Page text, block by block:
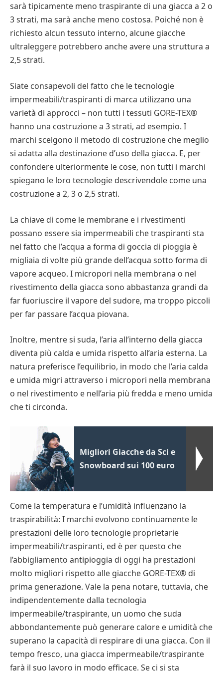
sarà tipicamente meno traspirante di una giacca a 2 o
3 strati, ma sarà anche meno costosa. Poiché non è
richiesto alcun tessuto interno, alcune giacche
ultraleggere potrebbero anche avere una struttura a
2,5 strati.
Siate consapevoli del fatto che le tecnologie
impermeabili/traspiranti di marca utilizzano una
varietà di approcci – non tutti i tessuti GORE-TEX®
hanno una costruzione a 3 strati, ad esempio. I
marchi scelgono il metodo di costruzione che meglio
si adatta alla destinazione d’uso della giacca. E, per
confondere ulteriormente le cose, non tutti i marchi
spiegano le loro tecnologie descrivendole come una
costruzione a 2, 3 o 2,5 strati.
La chiave di come le membrane e i rivestimenti
possano essere sia impermeabili che traspiranti sta
nel fatto che l’acqua a forma di goccia di pioggia è
migliaia di volte più grande dell’acqua sotto forma di
vapore acqueo. I micropori nella membrana o nel
rivestimento della giacca sono abbastanza grandi da
far fuoriuscire il vapore del sudore, ma troppo piccoli
per far passare l’acqua piovana.
Inoltre, mentre si suda, l’aria all’interno della giacca
diventa più calda e umida rispetto all’aria esterna. La
natura preferisce l’equilibrio, in modo che l’aria calda
e umida migri attraverso i micropori nella membrana
o nel rivestimento e nell’aria più fredda e meno umida
che ti circonda.
Migliori Giacche da Sci e
Snowboard sui 100 euro
Come la temperatura e l’umidità influenzano la
traspirabilità: I marchi evolvono continuamente le
prestazioni delle loro tecnologie proprietarie
impermeabili/traspiranti, ed è per questo che
l’abbigliamento antipioggia di oggi ha prestazioni
molto migliori rispetto alle giacche GORE-TEX® di
prima generazione. Vale la pena notare, tuttavia, che
indipendentemente dalla tecnologia
impermeabile/traspirante, un uomo che suda
abbondantemente può generare calore e umidità che
superano la capacità di respirare di una giacca. Con il
tempo fresco, una giacca impermeabile/traspirante
farà il suo lavoro in modo efficace. Se ci si sta